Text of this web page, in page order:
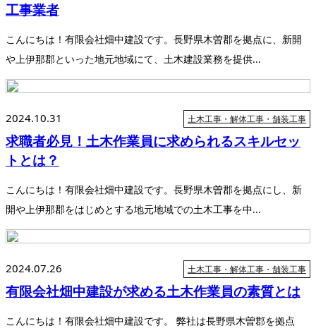
工事業者
こんにちは！有限会社畑中建設です。長野県木曽郡を拠点に、新開
や上伊那郡といった地元地域にて、土木建設業務を提供...
2024.10.31 土木工事・解体工事・舗装工事
求職者必見！土木作業員に求められるスキルセッ
トとは？
こんにちは！有限会社畑中建設です。長野県木曽郡を拠点にし、新
開や上伊那郡をはじめとする地元地域での土木工事を中...
2024.07.26 土木工事・解体工事・舗装工事
有限会社畑中建設が求める土木作業員の素質とは
こんにちは！有限会社畑中建設です。 弊社は長野県木曽郡を拠点